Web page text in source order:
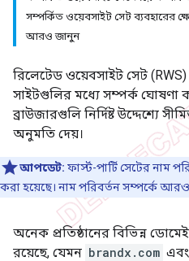
সম্পর্কিত ওয়েবসাইট সেট ব্যবহারের
আরও জানুন
রিলেটেড ওয়েবসাইট সেট
সাইটগুলির মধ্যে সম্পর্ক ঘোষণা
ব্রাউজারগুলি নির্দিষ্ট উদ্দেশ্যে
অনুমতি দেয়।
আপডেট: ফার্স্ট-পার্টি সেটের নাম
করা হয়েছে। নাম পরিবর্তন সম্পর্কে
অনেক প্রতিষ্ঠানের বিভিন্ন
রয়েছে, যেমন brandx.com এবং